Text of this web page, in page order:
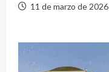
11 de marzo de 2026